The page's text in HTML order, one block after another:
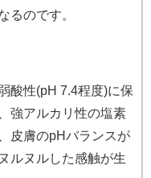
るのです。
酸性(pH 7.4程度)に保
強アルカリ性の塩素
皮膚のpHバランスが
ルヌルした感触が生